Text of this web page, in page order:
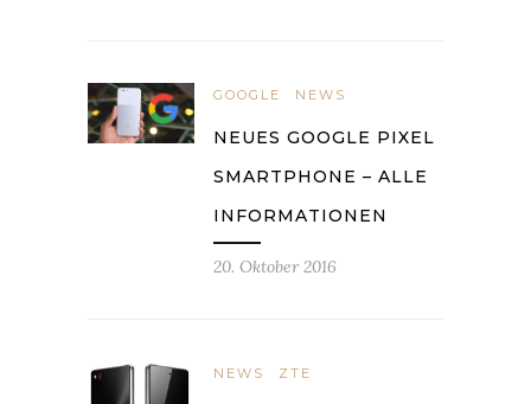
GOOGLE NEWS
NEUES GOOGLE PIXEL
SMARTPHONE – ALLE
INFORMATIONEN
20. Oktober 2016
NEWS ZTE